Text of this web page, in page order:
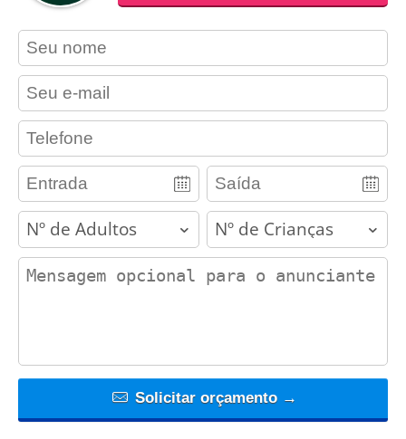
contact_name
contact_email
contact_phone
adults children
contact_message
Solicitar orçamento →